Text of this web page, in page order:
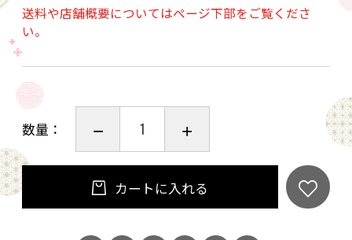
送料や店舗概要についてはページ下部をご覧くださ
い。
数量：
カートに入れる